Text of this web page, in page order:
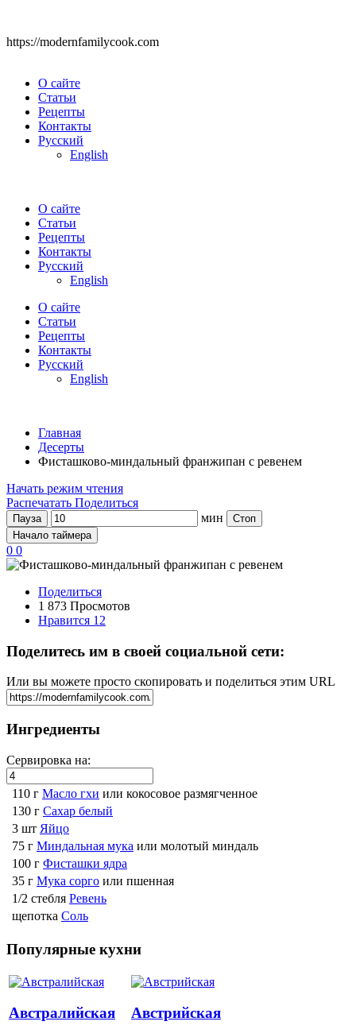
https://modernfamilycook.com
О сайте
Статьи
Рецепты
Контакты
Русский
English
О сайте
Статьи
Рецепты
Контакты
Русский
English
О сайте
Статьи
Рецепты
Контакты
Русский
English
Главная
Десерты
Фисташково-миндальный франжипан с ревенем
Начать режим чтения
Распечатать Поделиться
Пауза мин
Стоп
Начало таймера
0 0
Поделиться
1 873 Просмотов
Нравится 12
Поделитесь им в своей социальной сети:
Или вы можете просто скопировать и поделиться этим URL
Ингредиенты
Сервировка на:
110 г Масло гхи или кокосовое размягченное
130 г Сахар белый
3 шт Яйцо
75 г Миндальная мука или молотый миндаль
100 г Фисташки ядра
35 г Мука сорго или пшенная
1/2 стебля Ревень
щепотка Соль
Популярные кухни
Австралийская Австрийская